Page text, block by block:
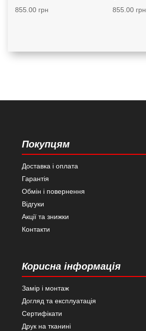
855.00грн 855.00грн
Покупцям
Доставка і оплата
Гарантія
Обмін і повернення
Відгуки
Акції та знижки
Контакти
Корисна інформація
Замір і монтаж
Догляд та експлуатація
Сертифікати
Друк на тканині